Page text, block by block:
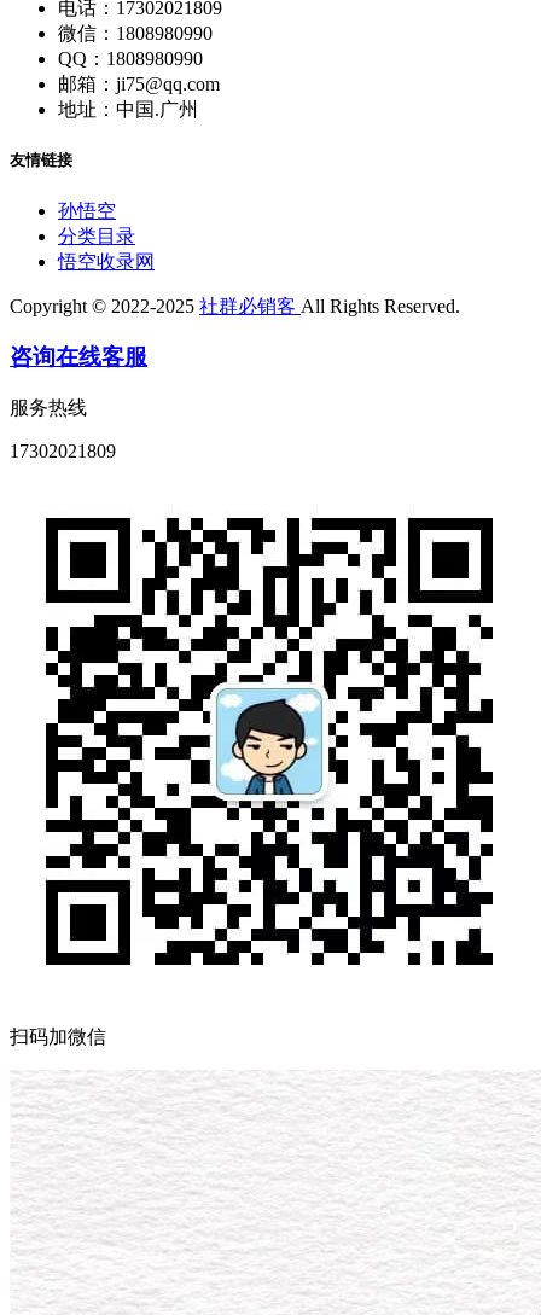
电话：17302021809
微信：1808980990
QQ：1808980990
邮箱：ji75@qq.com
地址：中国.广州
友情链接
孙悟空
分类目录
悟空收录网
Copyright © 2022-2025 社群必销客 All Rights Reserved.
咨询在线客服
服务热线
17302021809
扫码加微信